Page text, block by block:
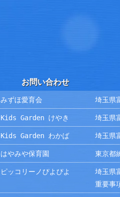
お問い合わせ
みずほ愛育会 埼玉県
Kids Garden けやき 埼玉県
Kids Garden わかば 埼玉県
はやみや保育園 東京都
ピッコリーノぴよぴよ
埼玉県
重要事